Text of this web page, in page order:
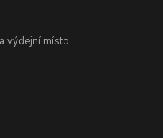
výdejní místo.